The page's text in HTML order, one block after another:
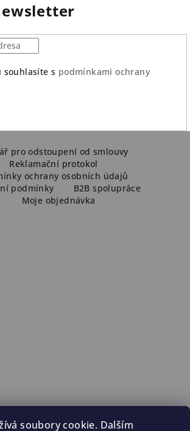
soubory cookie. Dalším
souhlasíte s podmínkami ochrany
pro odstoupení od smlouvy
Reklamační protokol
ochrany osobních údajů
podmínky
B2B spolupráce
Moje objednávka